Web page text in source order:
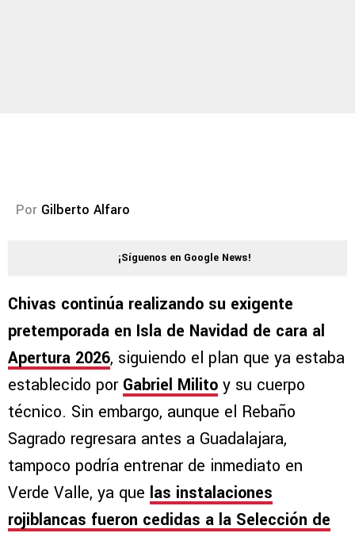
Por Gilberto Alfaro
¡Síguenos en Google News!
Chivas continúa realizando su exigente
pretemporada en Isla de Navidad de cara al
Apertura 2026, siguiendo el plan que ya estaba
establecido por Gabriel Milito y su cuerpo
técnico. Sin embargo, aunque el Rebaño
Sagrado regresara antes a Guadalajara,
tampoco podría entrenar de inmediato en
Verde Valle, ya que las instalaciones
rojiblancas fueron cedidas a la Selección de